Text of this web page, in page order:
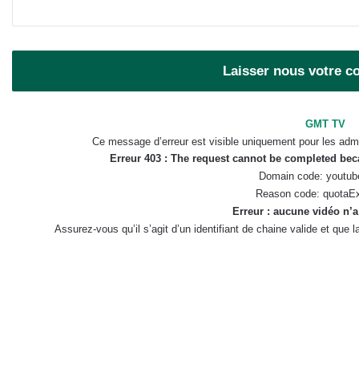
Laisser nous votre
GMT TV
Ce message d’erreur est visible uniquement pour les
Erreur 403 : The request cannot be completed
Domain code:
Reason code:
Erreur : aucune vidéo
Assurez-vous qu’il s’agit d’un identifiant de chaine valide et